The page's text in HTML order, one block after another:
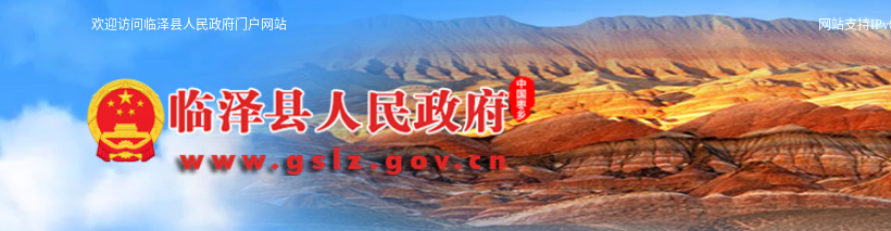
欢迎访问临泽县人民政府门户网站 网站支持